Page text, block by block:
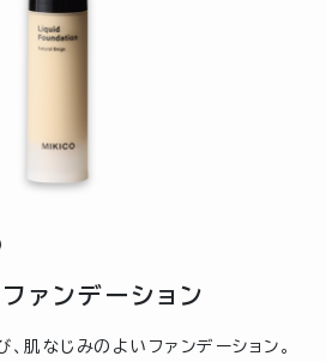
ァンデーション
肌なじみのよいファンデーション。